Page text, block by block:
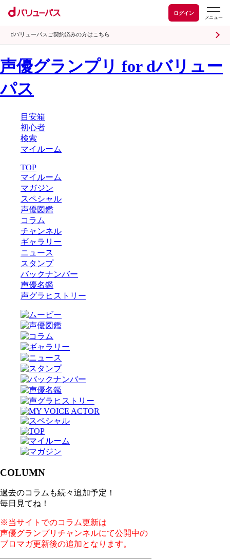
ログイン
dバリューパスご契約済みの方はこちら
声優グランプリ for dバリュー
パス
目安箱
初心者
検索
マイルーム
TOP
マイルーム
マガジン
スペシャル
声優図鑑
コラム
チャンネル
ギャラリー
ニュース
スタンプ
バックナンバー
声優名鑑
声グラヒストリー
COLUMN
過去のコラムも続々追加予定！
毎日見てね！
※当サイトでのコラム更新は
声優グランプリチャンネルにて公開中の
ブロマガ更新後の追加となります。